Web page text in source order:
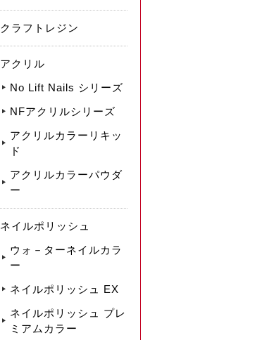
クラフトレジン
アクリル
No Lift Nails シリーズ
NFアクリルシリーズ
アクリルカラーリキッ
ド
アクリルカラーパウダ
ー
ネイルポリッシュ
ウォ－ターネイルカラ
ー
ネイルポリッシュ EX
ネイルポリッシュ プレ
ミアムカラー